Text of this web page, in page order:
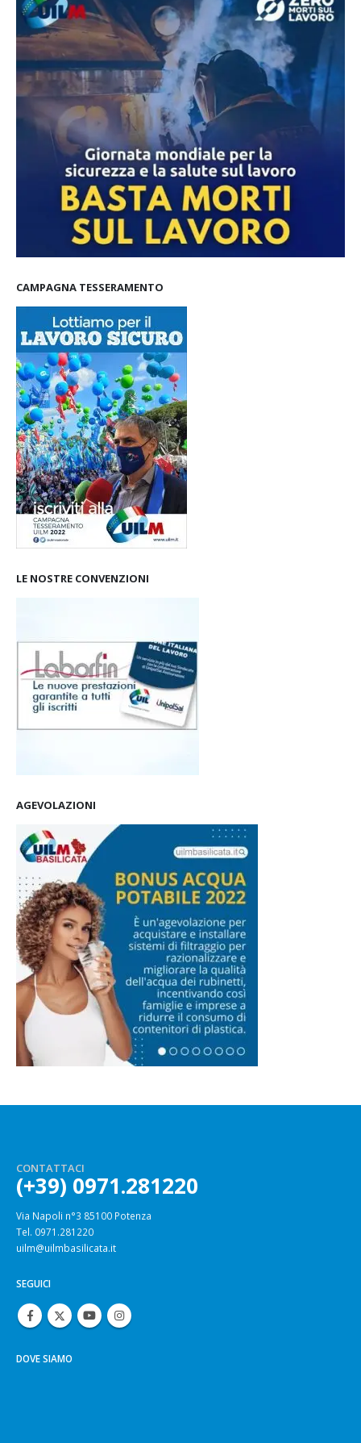
DONNA IN SALUTE
CAMPAGNA TESSERAMENTO
LE NOSTRE CONVENZIONI
AGEVOLAZIONI
CONTATTACI
Via Napoli n°3 85100 Potenza
Tel. 0971.281220
uilm@uilmbasilicata.it